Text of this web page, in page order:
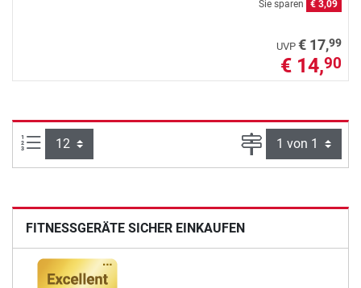
Sie sparen € 3,09
UVP € 17,99
€ 14,90
Artikel pro Seite: Seite
FITNESSGERÄTE SICHER EINKAUFEN